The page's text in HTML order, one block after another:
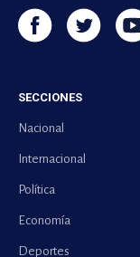
SECCIONES
Nacional
Internacional
Política
Economía
Deportes